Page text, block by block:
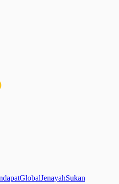
GlobalJenayahSukan